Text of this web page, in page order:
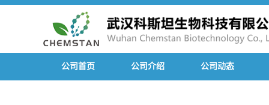
公司首页 公司介绍 公司动态